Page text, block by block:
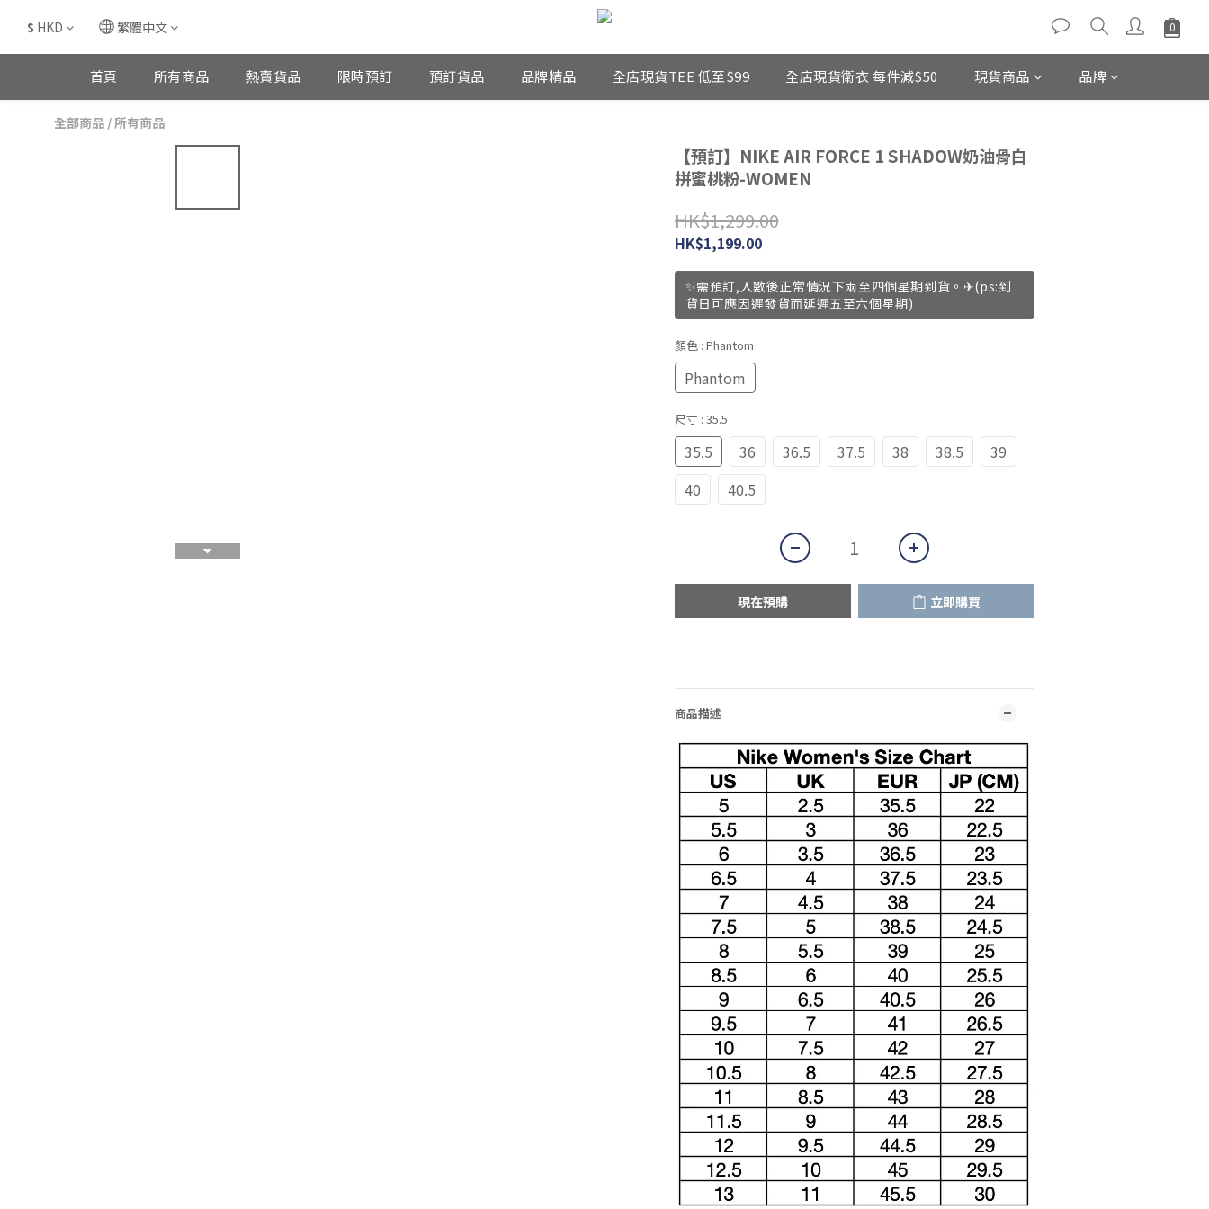
$ HKD 繁體中文
首頁 所有商品 熱賣貨品 限時預訂 預訂貨品 品牌精品 全店現貨TEE 低至$99 全店現貨衛衣 每件減$50 現貨商品 品牌
全部商品 /所有商品
【預訂】NIKE AIR FORCE 1 SHADOW奶油骨白
拼蜜桃粉-WOMEN
HK$1,299.00
HK$1,199.00
✨需預訂,入數後正常情況下兩至四個星期到貨。✈(ps:到
貨日可應因遲發貨而延遲五至六個星期)
顏色 : Phantom
Phantom
尺寸 : 35.5
35.5 36 36.5 37.5 38 38.5
39
40
40.5
現在預購 立即購買
商品描述